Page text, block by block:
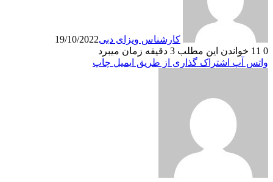
کارشناس ویزای دبی19/10/2022
0
خواندن این مطلب 3 دقیقه زمان میبرد
واتس آپ اشتراک گذاری از طریق ایمیل چاپ